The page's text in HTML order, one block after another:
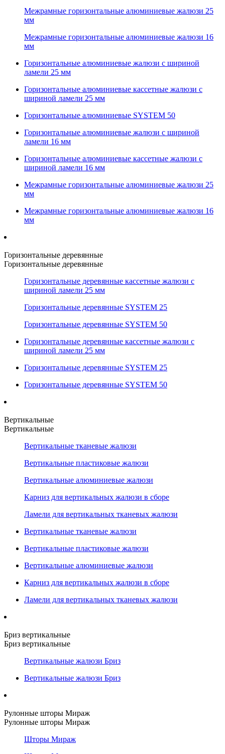
Межрамные горизонтальные алюминиевые жалюзи 25
мм
Межрамные горизонтальные алюминиевые жалюзи 16
мм
Горизонтальные алюминиевые жалюзи с шириной
ламели 25 мм
Горизонтальные алюминиевые кассетные жалюзи с
шириной ламели 25 мм
Горизонтальные алюминиевые SYSTEM 50
Горизонтальные алюминиевые жалюзи с шириной
ламели 16 мм
Горизонтальные алюминиевые кассетные жалюзи с
шириной ламели 16 мм
Межрамные горизонтальные алюминиевые жалюзи 25
мм
Межрамные горизонтальные алюминиевые жалюзи 16
мм
Горизонтальные деревянные
Горизонтальные деревянные
Горизонтальные деревянные кассетные жалюзи с
шириной ламели 25 мм
Горизонтальные деревянные SYSTEM 25
Горизонтальные деревянные SYSTEM 50
Горизонтальные деревянные кассетные жалюзи с
шириной ламели 25 мм
Горизонтальные деревянные SYSTEM 25
Горизонтальные деревянные SYSTEM 50
Вертикальные
Вертикальные
Вертикальные тканевые жалюзи
Вертикальные пластиковые жалюзи
Вертикальные алюминиевые жалюзи
Карниз для вертикальных жалюзи в сборе
Ламели для вертикальных тканевых жалюзи
Вертикальные тканевые жалюзи
Вертикальные пластиковые жалюзи
Вертикальные алюминиевые жалюзи
Карниз для вертикальных жалюзи в сборе
Ламели для вертикальных тканевых жалюзи
Бриз вертикальные
Бриз вертикальные
Вертикальные жалюзи Бриз
Вертикальные жалюзи Бриз
Рулонные шторы Мираж
Рулонные шторы Мираж
Шторы Мираж